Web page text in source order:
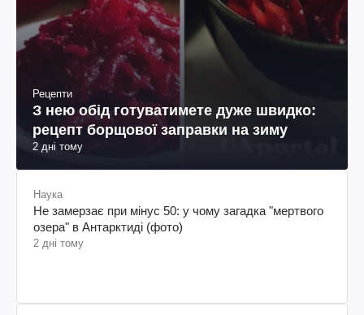
Рецепти
З нею обід готуватимете дуже швидко:
рецепт борщової заправки на зиму
2 дні тому
Наука
Не замерзає при мінус 50: у чому загадка "мертвого
озера" в Антарктиді (фото)
2 дні тому